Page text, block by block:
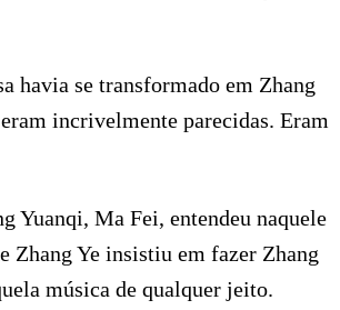
havia se transformado em Zhang
incrivelmente parecidas. Eram
Yuanqi, Ma Fei, entendeu naquele
Zhang Ye insistiu em fazer Zhang
música de qualquer jeito.